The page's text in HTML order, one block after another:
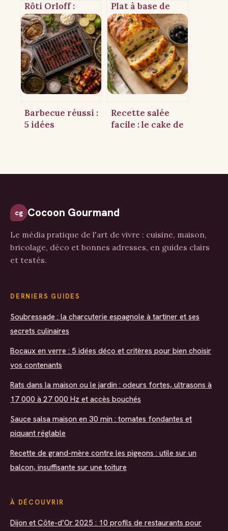
Rôti Orloff :
comment choisir
la garniture
idéale pour
équilibrer le gras
et le fumé ?
Plat à base de
poulet : 4
techniques pour
transformer vos
repas du
quotidien
Barbecue réussi :
5 idées
Recette salée
facile : le cake de
cg Cocoon Gourmand
Le média pratique de l'art de vivre : cuisine, maison,
bricolage, déco et bonnes adresses, en guides clairs
et testés.
DERNIERS GUIDES
Soubressade : la charcuterie espagnole à tartiner et ses
secrets culinaires
Bocaux en verre : 5 idées déco et critères pour bien choisir
vos contenants
Rats dans la maison ou le jardin : odeurs fortes, ultrasons à
17 000 à 27 000 Hz et accès bouchés
Sauce salsa maison en 30 min : tomates fondantes et
piquant réglable
Recette de grand-mère contre les pigeons : utile sur un
balcon, insuffisante sur une toiture
À DÉCOUVRIR
Dijon et Côte-d’Or 2025 : 10 profils de restaurants pour